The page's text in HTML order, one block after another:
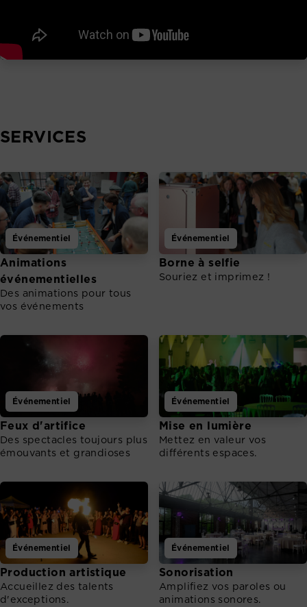
SERVICES
Événementiel
Animations
événementielles
Des animations pour tous
vos événements
Événementiel
Borne à selfie
Souriez et imprimez !
Événementiel
Feux d'artifice
Des spectacles toujours plus
émouvants et grandioses
Événementiel
Mise en lumière
Mettez en valeur vos
différents espaces.
Événementiel
Production artistique
Accueillez des talents
d'exceptions.
Événementiel
Sonorisation
Amplifiez vos paroles ou
animations sonores.